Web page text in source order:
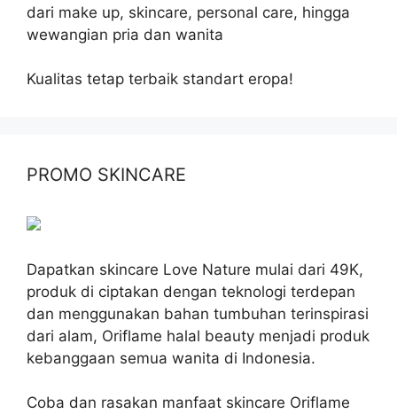
dari make up, skincare, personal care, hingga
wewangian pria dan wanita
Kualitas tetap terbaik standart eropa!
PROMO SKINCARE
Dapatkan skincare Love Nature mulai dari 49K,
produk di ciptakan dengan teknologi terdepan
dan menggunakan bahan tumbuhan terinspirasi
dari alam, Oriflame halal beauty menjadi produk
kebanggaan semua wanita di Indonesia.
Coba dan rasakan manfaat skincare Oriflame